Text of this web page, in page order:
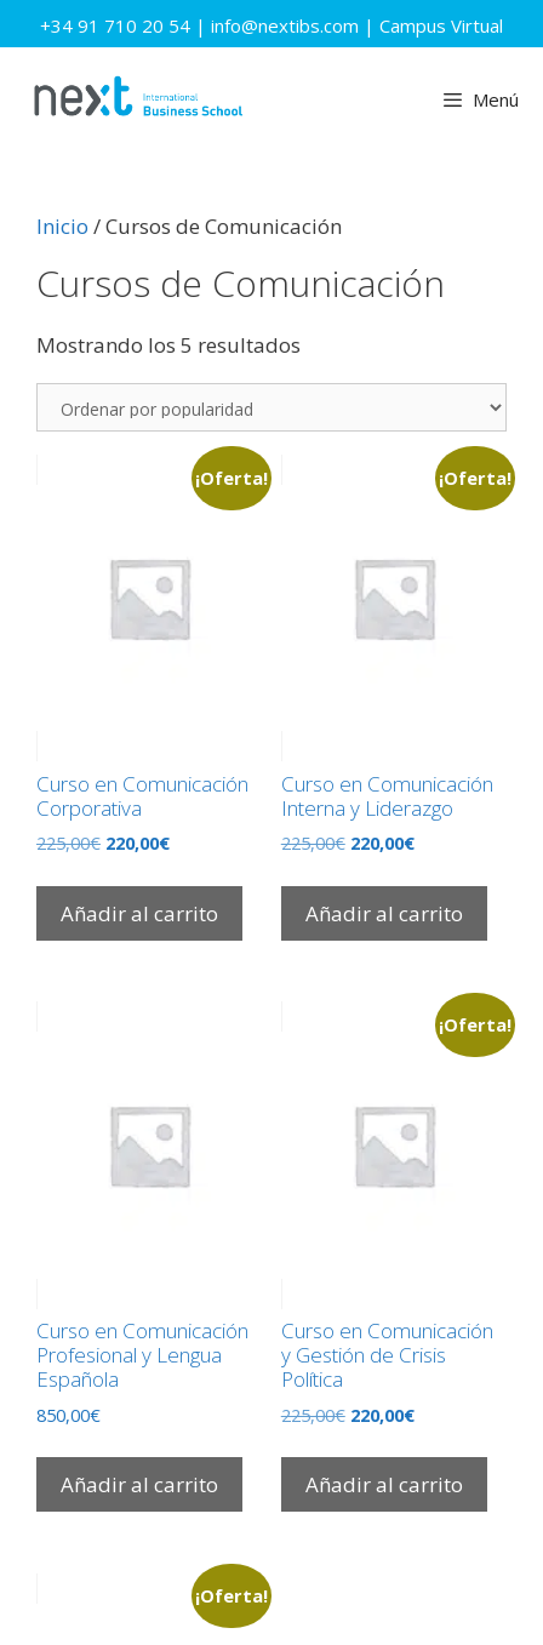
Saltar
al
+34 91 710 20 54 | info@nextibs.com | Campus Virtual
Menú
Inicio / Cursos de Comunicación
Cursos de Comunicación
Mostrando los 5 resultados
¡Oferta!
Curso en Comunicación
Corporativa
225,00€ El
original
era:
225,00€.
220,00€El
actual
es:
220,00€.
Añadir al carrito
¡Oferta!
Curso en Comunicación
Interna y Liderazgo
225,00€ El
original
era:
225,00€.
220,00€El
actual
es:
220,00€.
Añadir al carrito
Curso en Comunicación
Profesional y Lengua
Española
850,00€
Añadir al carrito
¡Oferta!
Curso en Comunicación
y Gestión de Crisis
Política
225,00€ El
original
era:
225,00€.
220,00€El
actual
es:
220,00€.
Añadir al carrito
¡Oferta!